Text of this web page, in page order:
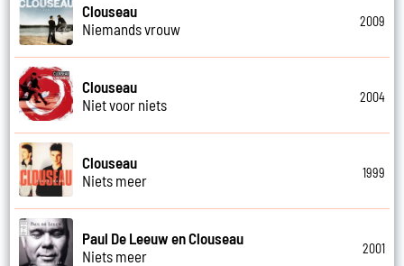
Clouseau
Niemands vrouw
2009
Clouseau
Niet voor niets
2004
Clouseau
Niets meer
1999
Paul De Leeuw en Clouseau
Niets meer
2001